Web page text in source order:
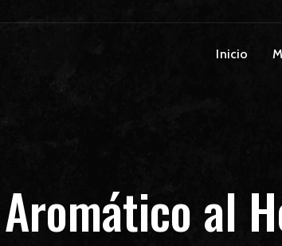
Inicio
al